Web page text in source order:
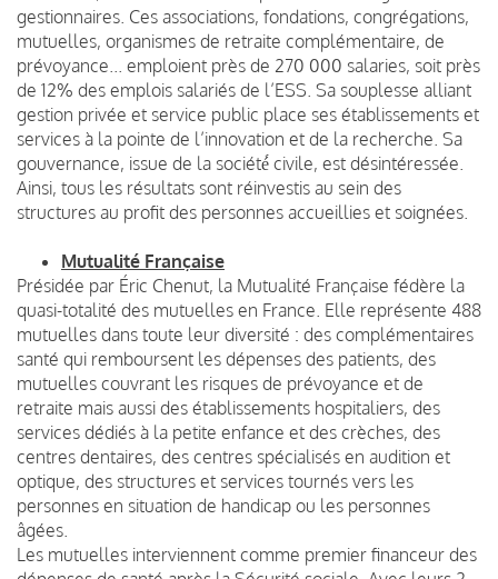
gestionnaires. Ces associations, fondations, congrégations,
mutuelles, organismes de retraite complémentaire, de
prévoyance... emploient près de 270 000 salaries, soit près
de 12% des emplois salariés de l’ESS. Sa souplesse alliant
gestion privée et service public place ses établissements et
services à la pointe de l’innovation et de la recherche. Sa
gouvernance, issue de la société́ civile, est désintéressée.
Ainsi, tous les résultats sont réinvestis au sein des
structures au profit des personnes accueillies et soignées.
Mutualité Française
Présidée par Éric Chenut, la Mutualité Française fédère la
quasi-totalité des mutuelles en France. Elle représente 488
mutuelles dans toute leur diversité : des complémentaires
santé qui remboursent les dépenses des patients, des
mutuelles couvrant les risques de prévoyance et de
retraite mais aussi des établissements hospitaliers, des
services dédiés à la petite enfance et des crèches, des
centres dentaires, des centres spécialisés en audition et
optique, des structures et services tournés vers les
personnes en situation de handicap ou les personnes
âgées.
Les mutuelles interviennent comme premier financeur des